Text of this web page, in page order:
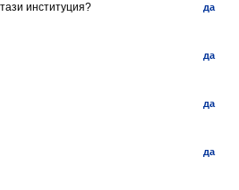
институция?
да
да
да
да